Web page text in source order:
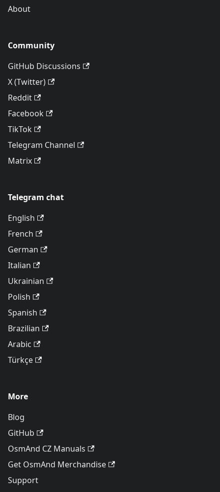
About
Community
GitHub Discussions
X (Twitter)
Reddit
Facebook
TikTok
Telegram Channel
Matrix
Telegram chat
English
French
German
Italian
Ukrainian
Polish
Spanish
Brazilian
Arabic
Türkçe
More
Blog
GitHub
OsmAnd CZ Manuals
Get OsmAnd Merchandise
Support